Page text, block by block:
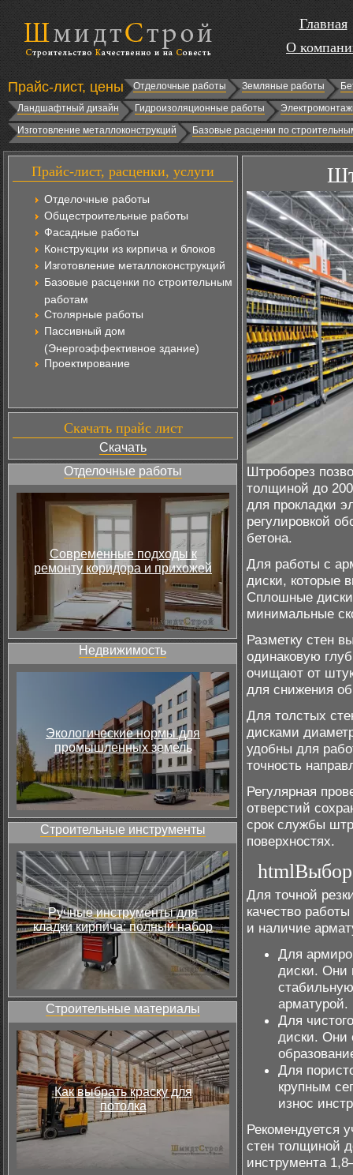
Главная
О
Прайс-лист, цены Отделочные работы Земляные работы
Ландшафтный дизайн
Гидроизоляционные работы
Изготовление металлоконструкций
Базовые расценки по
Прайс-лист, расценки, услуги
Отделочные работы
Общестроительные работы
Фасадные работы
Конструкции из кирпича и блоков
Изготовление металлоконструкций
Базовые расценки по строительным
работам
Столярные работы
Пассивный дом
(Энергоэффективное здание)
Проектирование
Скачать прайс лист
Скачать
Отделочные работы
Современные подходы к
ремонту коридора и прихожей
Недвижимость
Экологические нормы для
промышленных земель
Строительные инструменты
Ручные инструменты для
кладки кирпича: полный набор
Строительные материалы
Как выбрать краску для
потолка
Штроборез
толщиной до
для прокладки
регулировкой
бетона.
Для работы с
диски, которые
Сплошные диски
минимальные
Разметку стен
одинаковую
очищают от
для снижения
Для толстых
дисками
удобны для
точность
Регулярная
отверстий
срок службы
поверхностях.
htmlВыбор
Для точной
качество
и наличие
Для
диски. Они
арматурой.
Для
диски. Они
Для
крупным
износ
Рекомендуется
стен толщиной
инструмента